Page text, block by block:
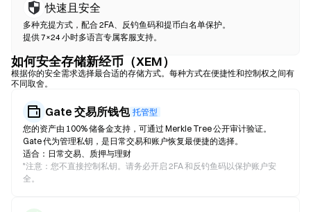
快速且安全
多种充提方式，配合 2FA、反钓鱼码和提币白名单保护。
提供 7×24 小时多语言专属客服支持。
如何安全存储新经币（XEM）
根据你的安全需求选择最合适的存储方式。每种方式在便捷性和控制权之间有
不同取舍。
Gate 交易所钱包 托管型
您的资产由 100% 储备金支持，可通过 Merkle Tree 公开审计验证。
Gate 代为管理私钥，是日常交易和账户恢复最便捷的选择。
适合：日常交易、质押与理财
*注意：您不直接控制私钥。请务必开启 2FA 和反钓鱼码以保护账户安
全。